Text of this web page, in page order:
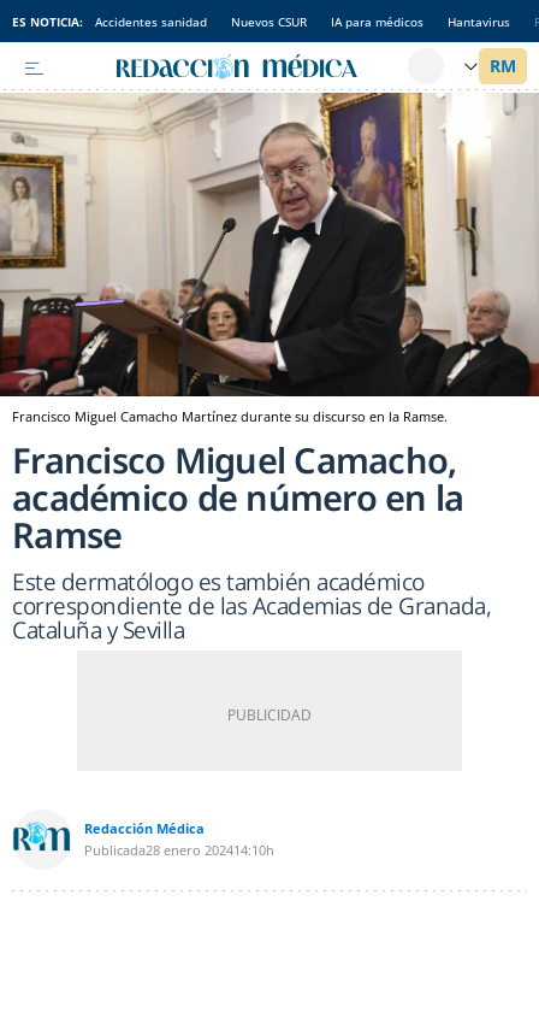
ES NOTICIA: Accidentes sanidad Nuevos CSUR IA para médicos Hantavirus
Francisco Miguel Camacho Martínez durante su discurso en la Ramse.
Francisco Miguel Camacho,
académico de número en la
Ramse
Este dermatólogo es también académico
correspondiente de las Academias de Granada,
Cataluña y Sevilla
Redacción Médica
Publicada28 enero 202414:10h